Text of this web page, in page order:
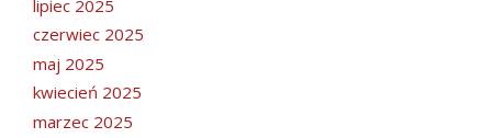
lipiec 2025
czerwiec 2025
maj 2025
kwiecień 2025
marzec 2025